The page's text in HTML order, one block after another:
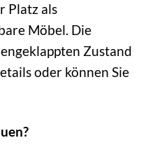
Platz als
Möbel. Die
Zustand
oder können Sie